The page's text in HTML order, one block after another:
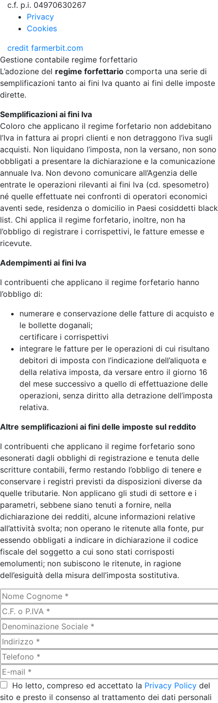
c.f. p.i. 04970630267
Privacy
Cookies
credit farmerbit.com
Gestione contabile regime forfettario
L’adozione del regime forfettario comporta una serie di
semplificazioni tanto ai fini Iva quanto ai fini delle imposte
dirette.
Semplificazioni ai fini Iva
Coloro che applicano il regime forfetario non addebitano
l’Iva in fattura ai propri clienti e non detraggono l’iva sugli
acquisti. Non liquidano l’imposta, non la versano, non sono
obbligati a presentare la dichiarazione e la comunicazione
annuale Iva. Non devono comunicare all’Agenzia delle
entrate le operazioni rilevanti ai fini Iva (cd. spesometro)
né quelle effettuate nei confronti di operatori economici
aventi sede, residenza o domicilio in Paesi cosiddetti black
list. Chi applica il regime forfetario, inoltre, non ha
l’obbligo di registrare i corrispettivi, le fatture emesse e
ricevute.
Adempimenti ai fini Iva
I contribuenti che applicano il regime forfetario hanno
l’obbligo di:
numerare e conservazione delle fatture di acquisto e
le bollette doganali;
certificare i corrispettivi
integrare le fatture per le operazioni di cui risultano
debitori di imposta con l’indicazione dell’aliquota e
della relativa imposta, da versare entro il giorno 16
del mese successivo a quello di effettuazione delle
operazioni, senza diritto alla detrazione dell’imposta
relativa.
Altre semplificazioni ai fini delle imposte sul reddito
I contribuenti che applicano il regime forfetario sono
esonerati dagli obblighi di registrazione e tenuta delle
scritture contabili, fermo restando l’obbligo di tenere e
conservare i registri previsti da disposizioni diverse da
quelle tributarie. Non applicano gli studi di settore e i
parametri, sebbene siano tenuti a fornire, nella
dichiarazione dei redditi, alcune informazioni relative
all’attività svolta; non operano le ritenute alla fonte, pur
essendo obbligati a indicare in dichiarazione il codice
fiscale del soggetto a cui sono stati corrisposti
emolumenti; non subiscono le ritenute, in ragione
dell’esiguità della misura dell’imposta sostitutiva.
Ho letto, compreso ed accettato la Privacy Policy del
sito e presto il consenso al trattamento dei dati personali